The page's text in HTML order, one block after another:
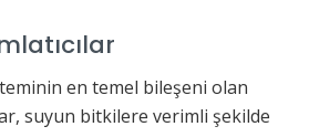
en temel bileşeni olan
suyun bitkilere verimli şekilde